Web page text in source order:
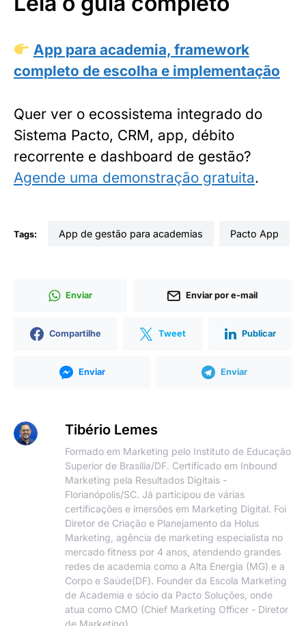
App para academia, framework
completo de escolha e implementação
Quer ver o ecossistema integrado do
Sistema Pacto, CRM, app, débito
recorrente e dashboard de gestão?
Agende uma demonstração gratuita.
Tags: App de gestão para academias Pacto App
Enviar Enviar por e-mail
Compartilhe Tweet Publicar
Enviar Enviar
Tibério Lemes
Formado em Marketing pelo Instituto de Educação
Superior de Brasília/DF. Certificado em Inbound
Marketing pela Resultados Digitais -
Florianópolis/SC. Já participou de várias
certificações e imersões em Marketing Digital. Foi
Diretor de Criação e Planejamento da Holus
Marketing, agência de marketing especialista no
mercado fitness por 4 anos, atendendo grandes
redes de academia como a Alta Energia (MG) e a
Corpo e Saúde(DF). Founder da Escola Marketing
de Academia e sócio da Pacto Soluções, onde
atua como CMO (Chief Marketing Officer - Diretor
de Marketing).